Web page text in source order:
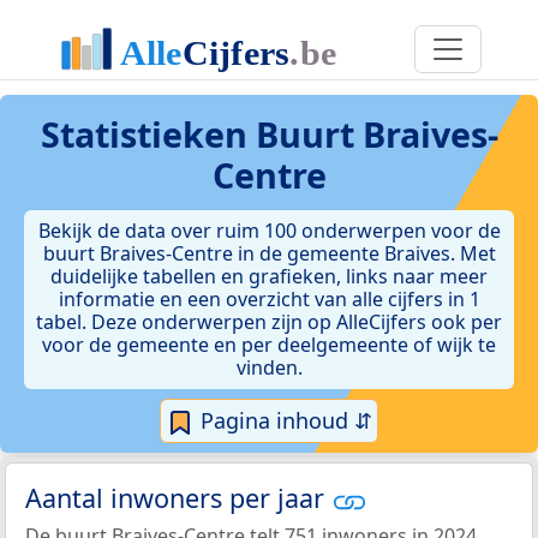
Statistieken Buurt Braives-
Centre
Bekijk de data over ruim 100 onderwerpen voor de
buurt Braives-Centre in de gemeente Braives. Met
duidelijke tabellen en grafieken, links naar meer
informatie en een overzicht van alle cijfers in 1
tabel. Deze onderwerpen zijn op AlleCijfers ook per
voor de gemeente en per deelgemeente of wijk te
vinden.
Pagina inhoud ⇵
Aantal inwoners per jaar